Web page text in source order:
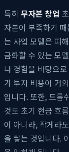
특히 무자본 창업
자본이 부족하기
는 사업 모델은 피
금화할 수 있는 모
나 경험을 바탕으
기 투자 비용이 거
입니다. 또한, 드롭
것도 초기 현금 흐
이 아니라, 작게라
을 쌓는 것입니다.